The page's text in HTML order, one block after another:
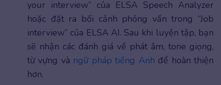
your interview” của ELSA Speech Analyzer
hoặc đặt ra bối cảnh phỏng vấn trong “Job
interview” của ELSA AI. Sau khi luyện tập, bạn
sẽ nhận các đánh giá về phát âm, tone giọng,
từ vựng và ngữ pháp tiếng Anh để hoàn thiện
hơn.